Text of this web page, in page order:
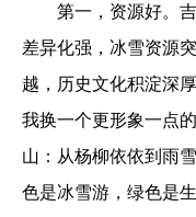
第一，资源好。吉
差异化强，冰雪资源
越，历史文化积淀深
我换一个更形象一点
山：从杨柳依依到雨
色是冰雪游，绿色是